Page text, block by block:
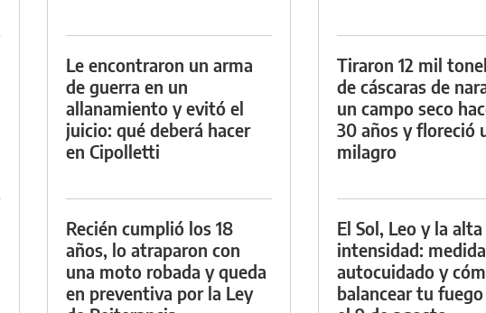
Le encontraron un arma
de guerra en un
allanamiento y evitó el
juicio: qué deberá hacer
en Cipolletti
Recién cumplió los 18
años, lo atraparon con
una moto robada y queda
en preventiva por la Ley
Tiraron 12 mil
de cáscaras de
un campo seco
30 años y floreció
milagro
El Sol, Leo y la alta
intensidad:
autocuidado y
balancear tu